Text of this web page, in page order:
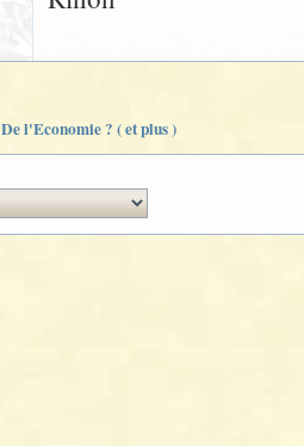
De l'Economie ? ( et plus )